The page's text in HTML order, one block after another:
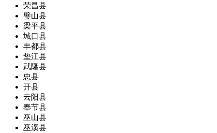
荣昌县
璧山县
梁平县
城口县
丰都县
垫江县
武隆县
忠县
开县
云阳县
奉节县
巫山县
巫溪县